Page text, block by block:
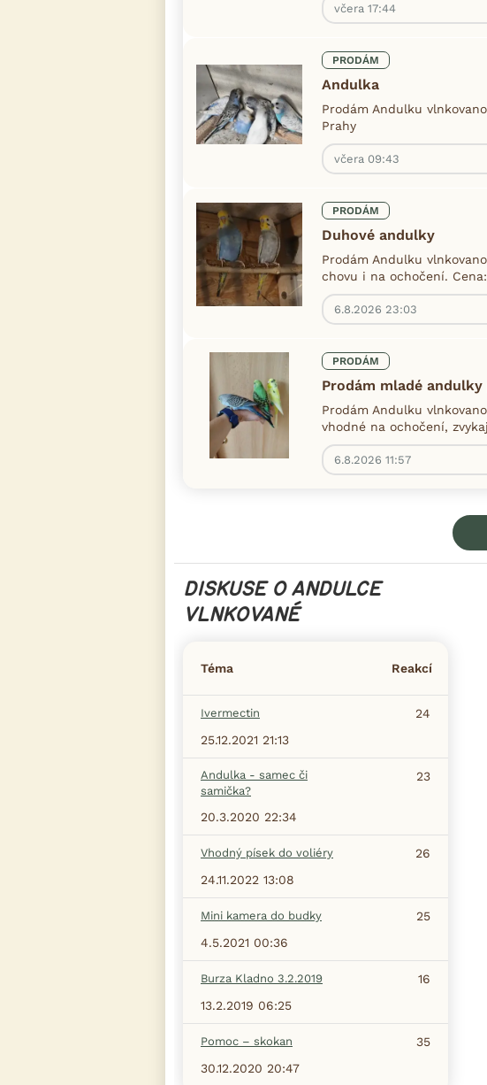
včera 17:44
PRODÁM
Andulka
Prodám Andulku
Prahy
včera 09:43
PRODÁM
Duhové andulky
Prodám Andulku
chovu i na ochočení.
6.8.2026 23:03
PRODÁM
Prodám mladé
Prodám Andulku
vhodné na ochočení,
6.8.2026 11:57
DISKUSE O ANDULCE
VLNKOVANÉ
Téma Reakcí
Ivermectin
24
25.12.2021 21:13
Andulka - samec či
samička?
23
20.3.2020 22:34
Vhodný písek do voliéry
26
24.11.2022 13:08
Mini kamera do budky
25
4.5.2021 00:36
Burza Kladno 3.2.2019
16
13.2.2019 06:25
Pomoc – skokan
35
30.12.2020 20:47